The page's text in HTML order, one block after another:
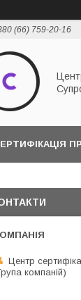
(66) 759-20-16
Центр
компаній)